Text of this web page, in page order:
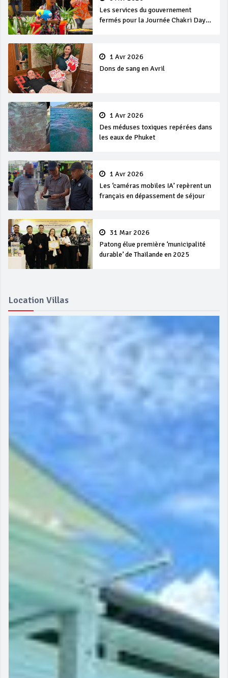
Les services du gouvernement
fermés pour la Journée Chakri Day
1 Avr 2026
Dons de sang en Avril
1 Avr 2026
Des méduses toxiques repérées dans
les eaux de Phuket
1 Avr 2026
Les ‘caméras mobiles IA’ repèrent un
français en dépassement de séjour
31 Mar 2026
Patong élue première ‘municipalité
durable’ de Thaïlande en 2025
Location Villas